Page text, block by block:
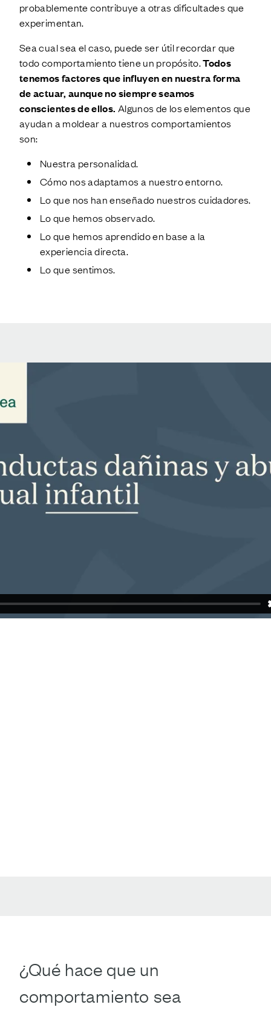
probablemente contribuye a otras dificultades que
experimentan.
Sea cual sea el caso, puede ser útil recordar que
todo comportamiento tiene un propósito.Todos
tenemos factores que influyen en nuestra forma
de actuar, aunque no siempre seamos
conscientes de ellos. Algunos de los elementos que
ayudan a moldear a nuestros comportamientos
son:
Nuestra personalidad.
Cómo nos adaptamos a nuestro entorno.
Lo que nos han enseñado nuestros cuidadores.
Lo que hemos observado.
Lo que hemos aprendido en base a la
experiencia directa.
Lo que sentimos.
¿Qué hace que un
comportamiento sea